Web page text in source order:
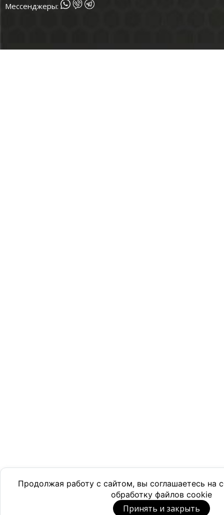
Продолжая работу с сайтом, вы соглашаетесь на
обработку файлов cookie
Принять и закрыть
Мессенджеры: